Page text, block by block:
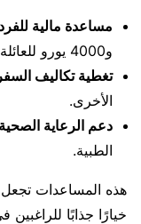
مساعدة مالية للفرد
و4000 يورو للعائلة.
تغطية تكاليف السفر
الأخرى.
دعم الرعاية الصحية
الطبية.
هذه المساعدات تجعل
خيارًا جذابًا